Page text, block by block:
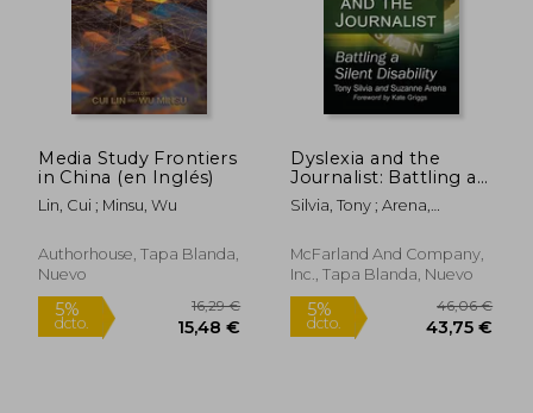
Media Study Frontiers
in China (en Inglés)
Lin, Cui ; Minsu, Wu
Authorhouse, Tapa Blanda,
Nuevo
Dyslexia and the
Journalist: Battling a
Silent Disability (en
Inglés)
Silvia, Tony ; Arena,
McFarland And Company,
Inc., Tapa Blanda, Nuevo